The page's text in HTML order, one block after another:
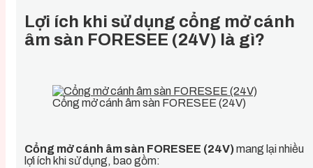
Lợi ích khi sử dụng cổng mở cánh
âm sàn FORESEE (24V) là gì?
Cổng mở cánh âm sàn FORESEE (24V)
Cổng mở cánh âm sàn FORESEE (24V)mang lại nhiều
lợi ích khi sử dụng, bao gồm: